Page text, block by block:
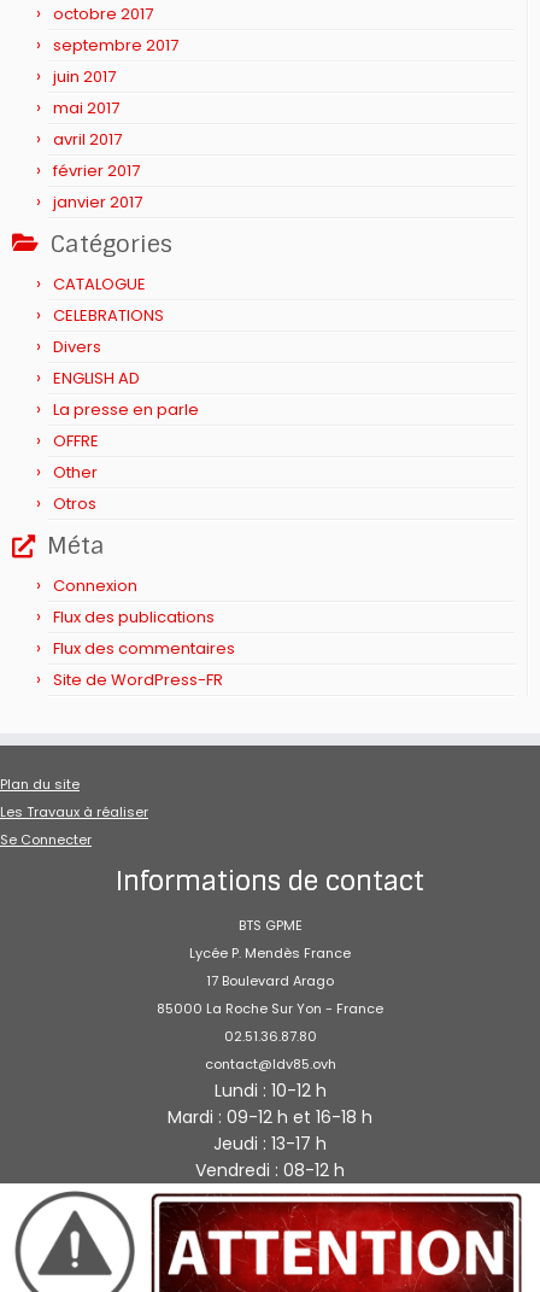
octobre 2017
septembre 2017
juin 2017
mai 2017
avril 2017
février 2017
janvier 2017
Catégories
CATALOGUE
CELEBRATIONS
Divers
ENGLISH AD
La presse en parle
OFFRE
Other
Otros
Méta
Connexion
Flux des publications
Flux des commentaires
Site de WordPress-FR
Plan du site
Les Travaux à réaliser
Se Connecter
Informations de contact
BTS GPME
Lycée P. Mendès France
17 Boulevard Arago
85000 La Roche Sur Yon - France
02.51.36.87.80
contact@ldv85.ovh
Lundi : 10-12 h
Mardi : 09-12 h et 16-18 h
Jeudi : 13-17 h
Vendredi : 08-12 h